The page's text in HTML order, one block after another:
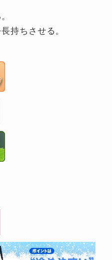
持ちさせる。